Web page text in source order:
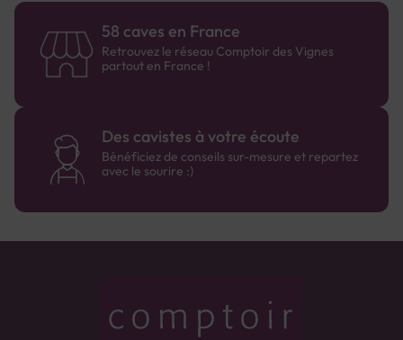
58 caves en France
Retrouvez le réseau Comptoir des Vignes
partout en France !
Des cavistes à votre écoute
Bénéficiez de conseils sur-mesure et repartez
avec le sourire :)